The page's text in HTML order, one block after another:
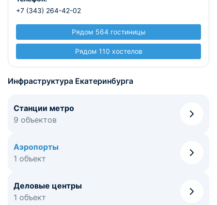
+7 (343) 264-42-02
Рядом 564 гостиницы
Рядом 110 хостелов
Инфраструктура Екатеринбурга
Станции метро
9 объектов
Аэропорты
1 объект
Деловые центры
1 объект